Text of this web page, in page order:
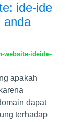
ide-ide
anda
website-ideide-
apakah
dapat
terhadap